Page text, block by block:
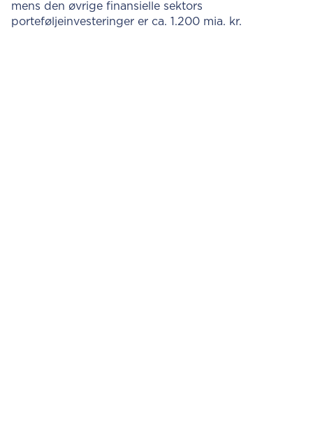
mens den øvrige finansielle sektors
porteføljeinvesteringer er ca. 1.200 mia. kr.